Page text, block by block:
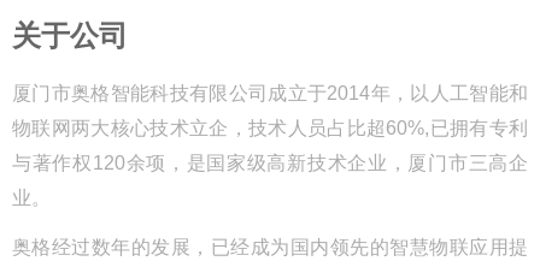
关于公司
厦门市奥格智能科技有限公司成立于2014年，以人工智能和
物联网两大核心技术立企，技术人员占比超60%,已拥有专利
与著作权120余项，是国家级高新技术企业，厦门市三高企
业。
奥格经过数年的发展，已经成为国内领先的智慧物联应用提